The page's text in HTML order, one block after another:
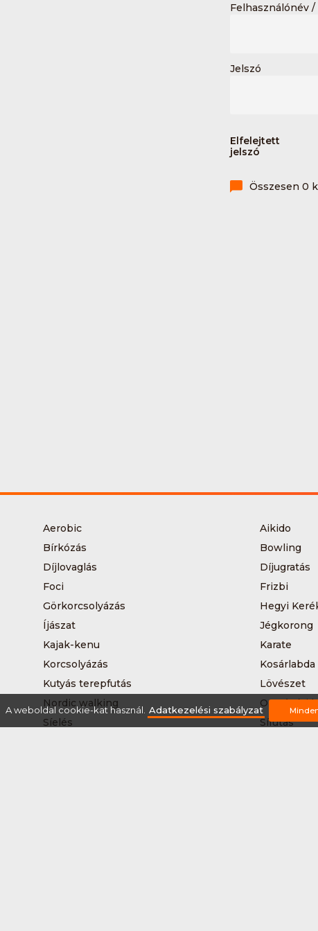
Felhasználónév
Jelszó
Elfelejtett
jelszó
Összesen 0
Aerobic Aikido
Bírkózás
Bowling
Díjlovaglás
Díjugratás
Foci
Frizbi
Görkorcsolyázás
Hegyi
Íjászat
Jégkorong
Kajak-kenu
Karate
Korcsolyázás
Kosárlabda
Kutyás terepfutás
Lövészet
Nordic walking
Országúti
Síelés
Sífutás
A weboldal cookie-kat használ. Adatkezelési szabályzat